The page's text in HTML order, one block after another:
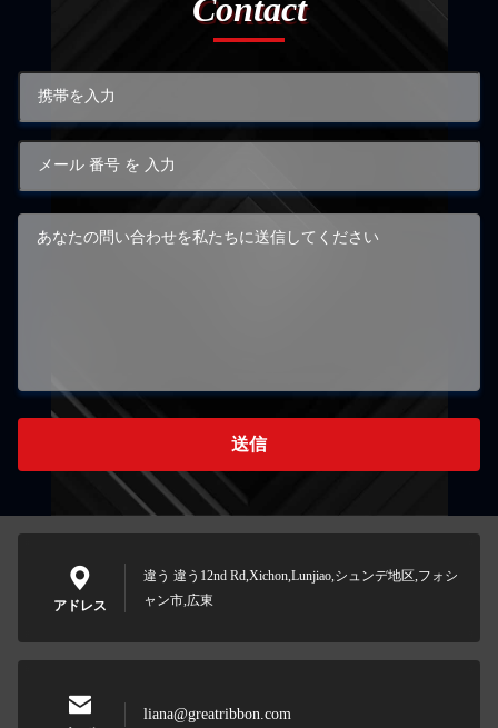
Contact
送信
アドレス
違う 違う12nd Rd,Xichon,Lunjiao,シュンデ地区,フォシ
ャン市,広東
liana@greatribbon.com